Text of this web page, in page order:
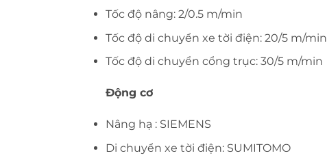
Tốc độ nâng: 2/0.5 m/min
Tốc độ di chuyển xe tời điện: 20/5 m/min
Tốc độ di chuyển cổng trục: 30/5 m/min
Động cơ
Nâng hạ : SIEMENS
Di chuyển xe tời điện: SUMITOMO